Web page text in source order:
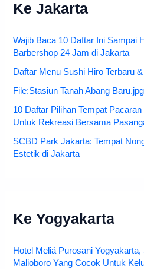
Ke Jakarta
Wajib Baca 10 Daftar Ini Sampai
Barbershop 24 Jam di Jakarta
Daftar Menu Sushi Hiro Terbaru
File:Stasiun Tanah Abang Baru.jpg
10 Daftar Pilihan Tempat
Untuk Rekreasi Bersama
SCBD Park Jakarta: Tempat
Estetik di Jakarta
Ke Yogyakarta
Hotel Meliá Purosani
Malioboro Yang Cocok Untuk